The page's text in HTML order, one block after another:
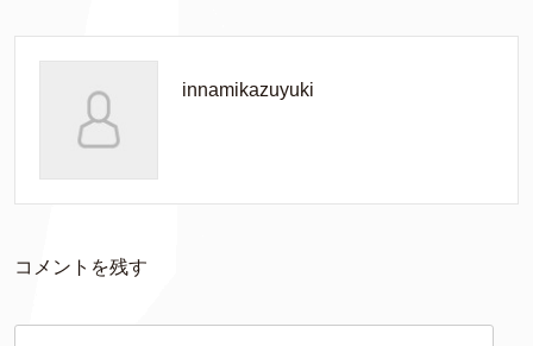
innamikazuyuki
コメントを残す